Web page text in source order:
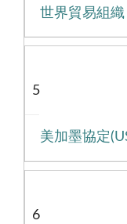
世界貿易組織
5
美加墨協定
6